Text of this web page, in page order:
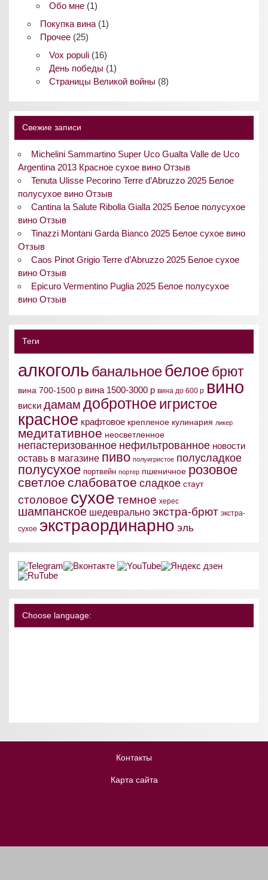
Обо мне(1)
Покупка вина(1)
Прочее(25)
Vox populi(16)
День победы (1)
Страницы Великой войны (8)
Свежие записи
Michelini Sammartino Super Uco Gualta Valle de Uco
Argentina 2013 Красное сухое вино Отзыв
Tenuta Ulisse Pecorino Terre d’Abruzzo 2025 Белое
полусухое вино Отзыв
Cantina la Salute Ribolla Gialla 2025 Белое полусухое
вино Отзыв
Tinazzi Montani Garda Bianco 2025 Белое сухое вино
Отзыв
Caos Pinot Grigio Terre d’Abruzzo 2025 Белое сухое
вино Отзыв
Epicuro Vermentino Puglia 2025 Белое полусухое
вино Отзыв
Теги
алкоголь банальноебелое брют
вина 700-1500 р вина 1500-3000 р вина до 600 р вино
виски дамам добротное игристое
красное крафтовое крепленое кулинария ликер
медитативное неосветленное
непастеризованное нефильтрованное новости
оставь в магазине пиво полуигристое полусладкое
полусухое портвейн портер пшеничное розовое
светлое слабоватое сладкое стаут
столовое сухое темное херес
шампанское шедеврально экстра-брют экстра-
сухое экстраординарно эль
Choose language:
Контакты
Карта сайта